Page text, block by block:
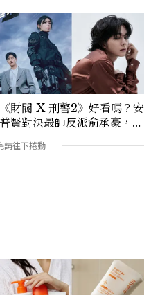
《財閥 X 刑警2》好看嗎？安
普賢對決最帥反派俞承豪，鄭
卡，用錢輾壓罪犯的陳利手回
Lilyeve為什麼能成為Olive